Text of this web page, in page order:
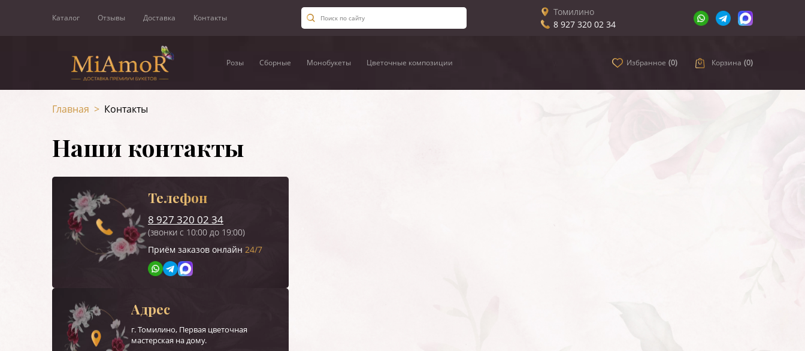
Каталог Отзывы Доставка Контакты
Томилино
8 927 320 02 34
Розы Сборные Монобукеты Цветочные композиции Избранное (0) Корзина (0)
Главная > Контакты
Наши контакты
Телефон
8 927 320 02 34
(звонки с 10:00 до 19:00)
Приём заказов онлайн 24/7
Адрес
г.Томилино, Первая цветочная
мастерская на дому.